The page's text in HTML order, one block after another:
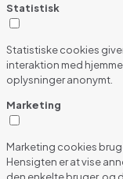
Statistisk
Statistiske cookies
interaktion med
oplysninger anonymt.
Marketing
Marketing cookies
Hensigten er at vise
den enkelte bruger, og